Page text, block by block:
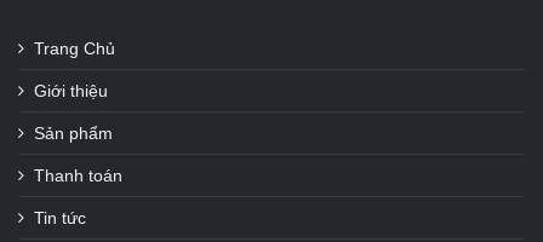
Trang Chủ
Giới thiệu
Sản phẩm
Thanh toán
Tin tức